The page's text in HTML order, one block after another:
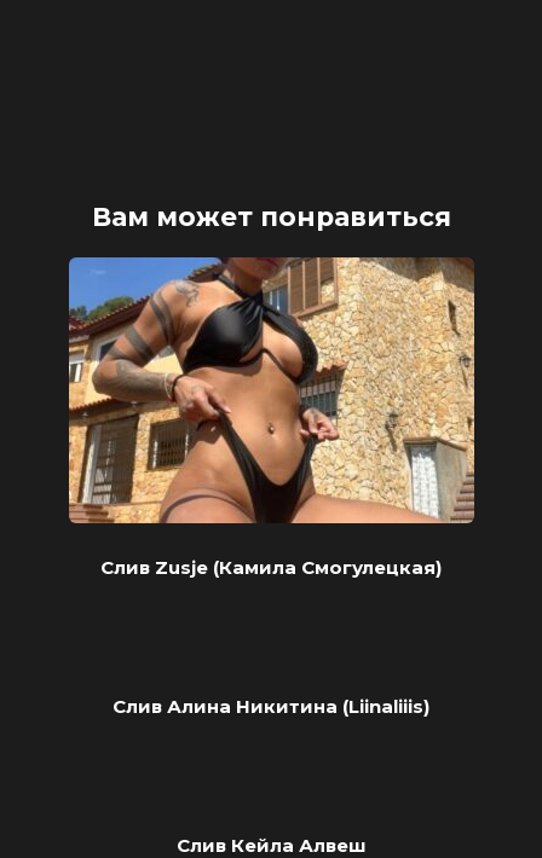
Вам может понравиться
Слив Zusje (Камила Смогулецкая)
Слив Алина Никитина (Liinaliiis)
Слив Кейла Алвеш